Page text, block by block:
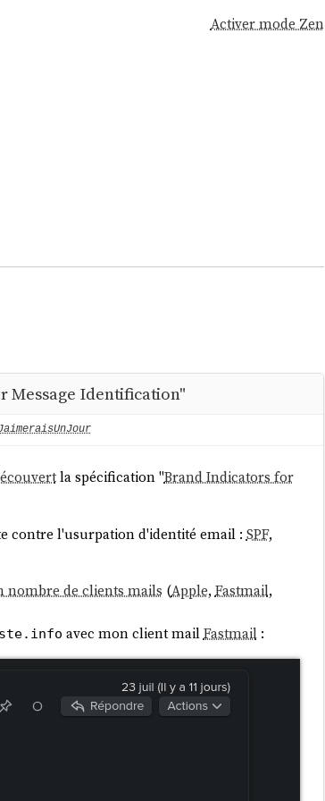
Activer mode Zen
Message Identification"
la spécification "Brand Indicators for
contre l'usurpation d'identité email : SPF,
nombre de clients mails (Apple, Fastmail,
avec mon client mailFastmail: